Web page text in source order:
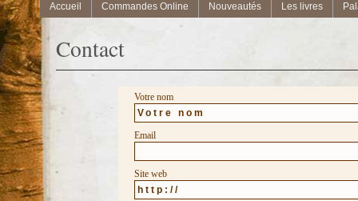
Accueil Commandes Online Nouveautés Les livres
Contact
Votre nom
Email
Site web